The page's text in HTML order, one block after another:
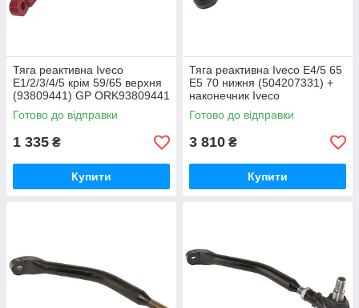
Тяга реактивна Iveco
E1/2/3/4/5 крім 59/65 верхня
(93809441) GP ORK93809441
Готово до відправки
1 335 ₴
Купити
Тяга реактивна Iveco E4/5 65
E5 70 нижня (504207331) +
наконечник Iveco
OR5042073315003109
Готово до відправки
3 810 ₴
Купити